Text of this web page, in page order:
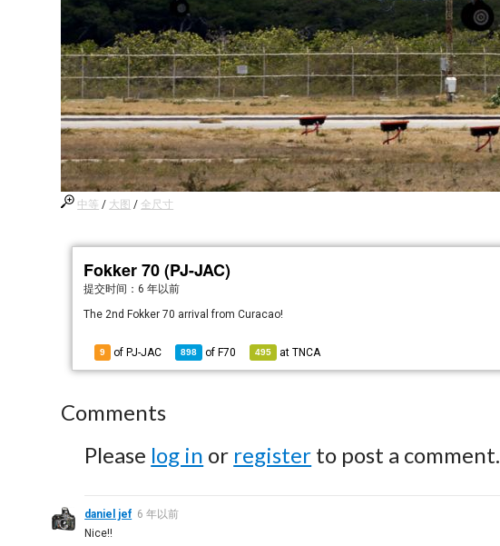
中等 / 大图 / 全尺寸
Fokker 70 (PJ-JAC)
提交时间：6 年以前
The 2nd Fokker 70 arrival from Curacao!
9 of PJ-JAC 898 of F70 495 atTNCA
Comments
Please log in or register to post a comment.
daniel jef 6 年以前
Nice!!